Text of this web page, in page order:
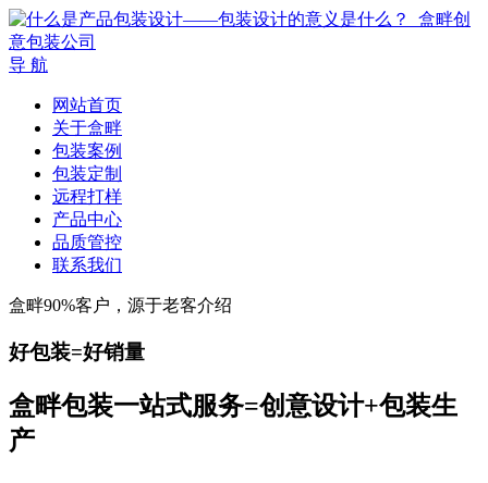
导 航
网站首页
关于盒畔
包装案例
包装定制
远程打样
产品中心
品质管控
联系我们
盒畔90%客户，源于老客介绍
好包装=好销量
盒畔包装一站式服务=创意设计+包装生
产